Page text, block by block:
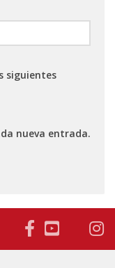
siguientes
nueva entrada.